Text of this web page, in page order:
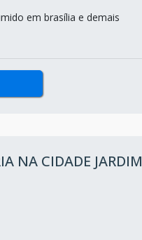
em brasília e demais
NA CIDADE JARDIM